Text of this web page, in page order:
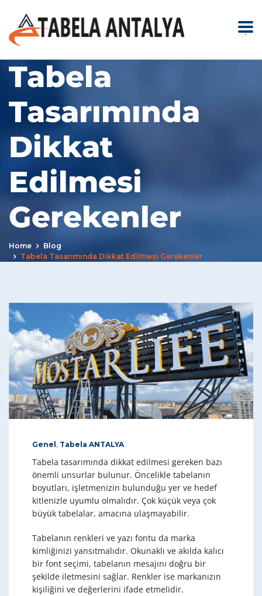
.
Tabela
Tasarımında
Dikkat
Edilmesi
Gerekenler
Home
Blog
Tabela Tasarımında Dikkat Edilmesi Gerekenler
Genel , Tabela ANTALYA
Tabela tasarımında dikkat edilmesi gereken bazı
önemli unsurlar bulunur. Öncelikle tabelanın
boyutları, işletmenizin bulunduğu yer ve hedef
kitlenizle uyumlu olmalıdır. Çok küçük veya çok
büyük tabelalar, amacına ulaşmayabilir.
Tabelanın renkleri ve yazı fontu da marka
kimliğinizi yansıtmalıdır. Okunaklı ve akılda kalıcı
bir font seçimi, tabelanın mesajını doğru bir
şekilde iletmesini sağlar. Renkler ise markanızın
kişiliğini ve değerlerini ifade etmelidir.